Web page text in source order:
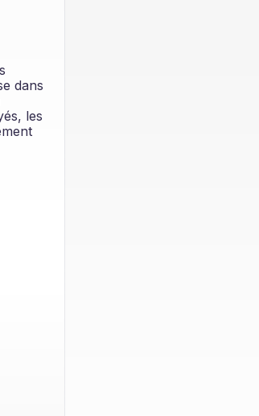
dans
les